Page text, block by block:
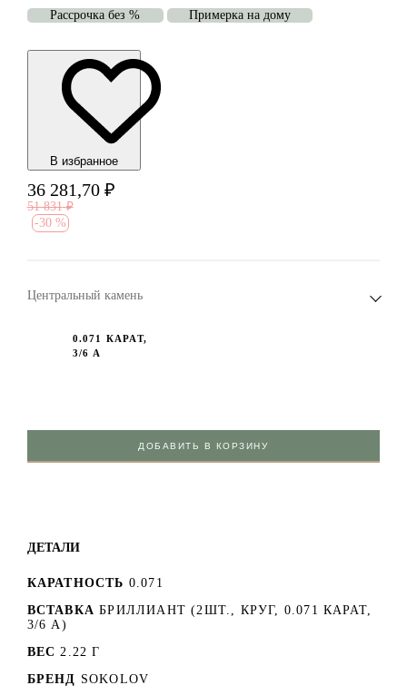
Рассрочка без % Примерка на дому
В избранноe
36 281,70 ₽
51 831 ₽
-30 %
Центральный камень
0.071 КАРАТ,
3/6 А
ДОБАВИТЬ В КОРЗИНУ
ДЕТАЛИ
КАРАТНОСТЬ 0.071
ВСТАВКА БРИЛЛИАНТ (2ШТ., КРУГ, 0.071 КАРАТ,
3/6 А)
ВЕС 2.22 Г
БРЕНД SOKOLOV